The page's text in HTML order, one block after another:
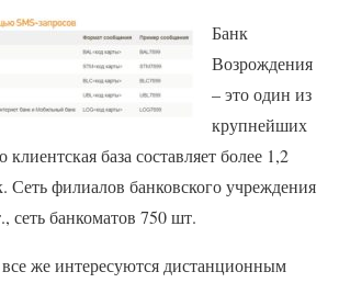
Банк
Возрождения
– это один из
крупнейших
клиентская база составляет более 1,2
Сеть филиалов банковского учреждения
сеть банкоматов 750 шт.
же интересуются дистанционным